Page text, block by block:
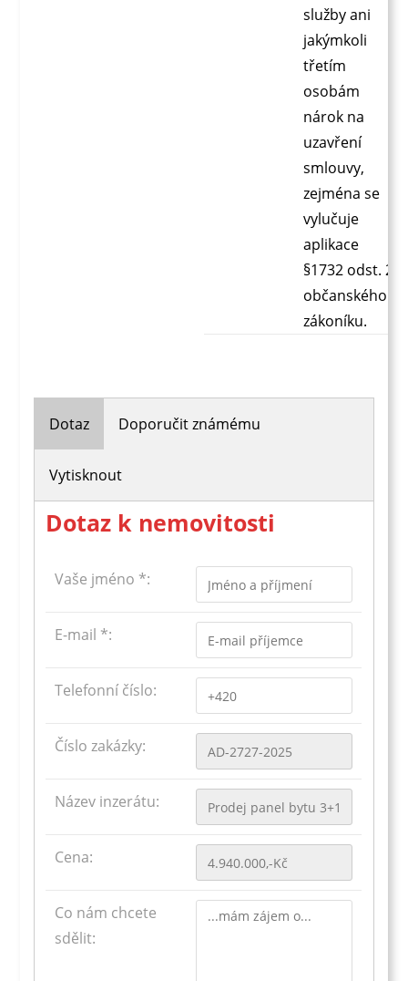
služby ani
jakýmkoli
třetím
osobám
nárok na
uzavření
smlouvy,
zejména se
vylučuje
aplikace
§1732 odst. 2
občanského
zákoníku.
Dotaz Doporučit známému
Vytisknout
Dotaz k nemovitosti
Vaše jméno *:
E-mail *:
Telefonní číslo:
Číslo zakázky:
Název inzerátu:
Cena:
Co nám chcete
sdělit: